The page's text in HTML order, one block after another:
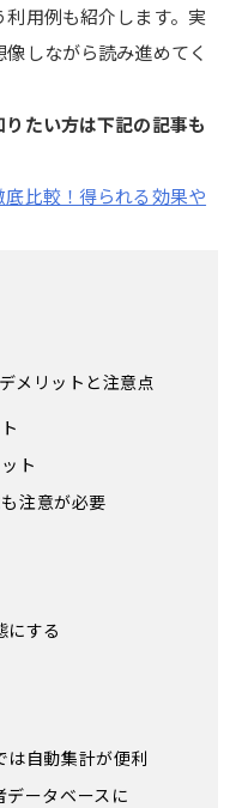
用例も紹介します。実
しながら読み進めてく
たい方は下記の記事も
比較！得られる効果や
メリットと注意点
ト
注意が必要
にする
は自動集計が便利
データベースに